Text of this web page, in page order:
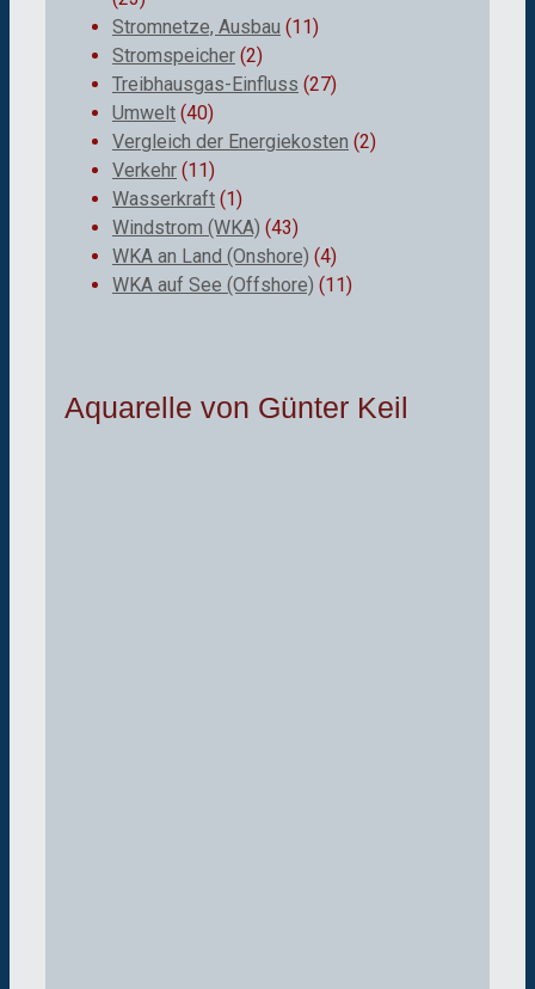
Stromnetze, Ausbau (11)
Stromspeicher (2)
Treibhausgas-Einfluss (27)
Umwelt (40)
Vergleich der Energiekosten (2)
Verkehr (11)
Wasserkraft (1)
Windstrom (WKA) (43)
WKA an Land (Onshore) (4)
WKA auf See (Offshore) (11)
Aquarelle von Günter Keil